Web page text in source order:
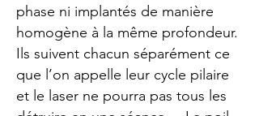
phase ni implantés de manière
homogène à la même profondeur.
Ils suivent chacun séparément ce
que l’on appelle leur cycle pilaire
et le laser ne pourra pas tous les